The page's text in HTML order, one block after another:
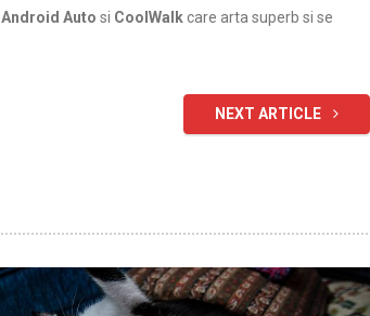
Android Auto si CoolWalkcare arta superb si se
NEXT ARTICLE